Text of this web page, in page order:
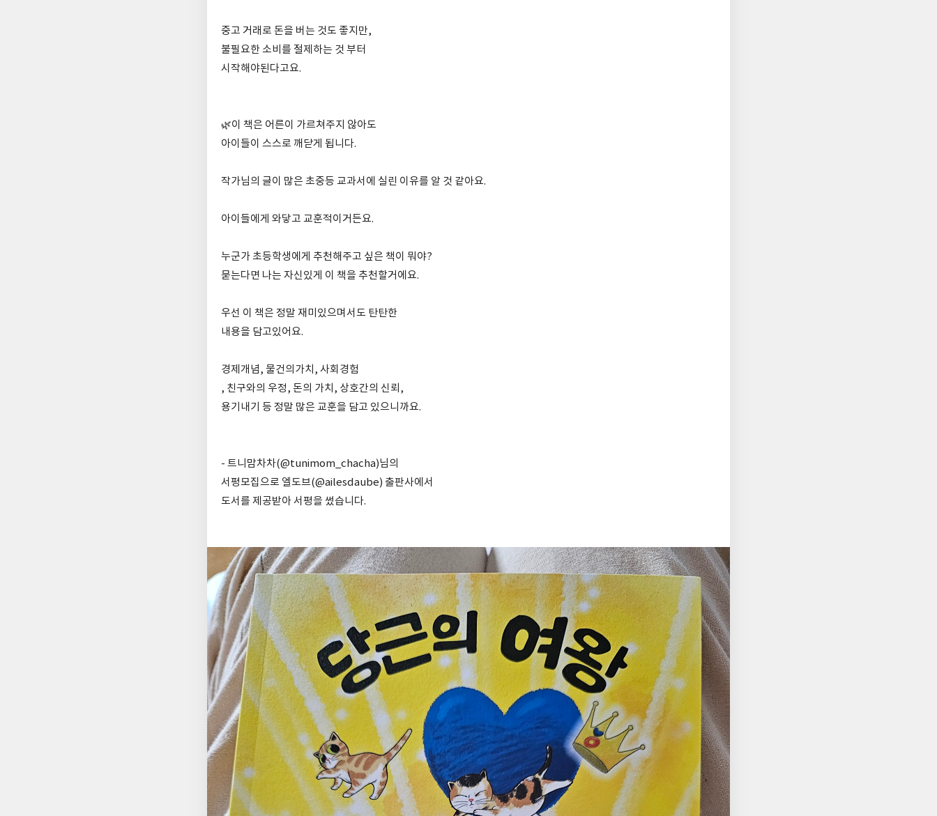
중고 거래로 돈을 버는 것도 좋지만,
불필요한 소비를 절제하는 것 부터
시작해야된다고요.
🌿이 책은 어른이 가르쳐주지 않아도
아이들이 스스로 깨닫게 됩니다.
작가님의 글이 많은 초중등 교과서에 실린 이유를 알 것 같아요.
아이들에게 와닿고 교훈적이거든요.
누군가 초등학생에게 추천해주고 싶은 책이 뭐야?
묻는다면 나는 자신있게 이 책을 추천할거에요.
우선 이 책은 정말 재미있으며서도 탄탄한
내용을 담고있어요.
경제개념, 물건의가치, 사회경험
, 친구와의 우정, 돈의 가치, 상호간의 신뢰,
용기내기 등 정말 많은 교훈을 담고 있으니까요.
- 트니맘차차(@tunimom_chacha)님의
서평모집으로 엘도브(@ailesdaube) 출판사에서
도서를 제공받아 서평을 썼습니다.